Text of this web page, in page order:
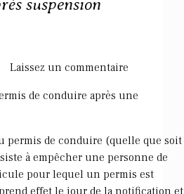
suspension
un commentaire
de conduire après une
permis de conduire (quelle que soit
à empêcher une personne de
pour lequel un permis est
effet le jour de la notification et